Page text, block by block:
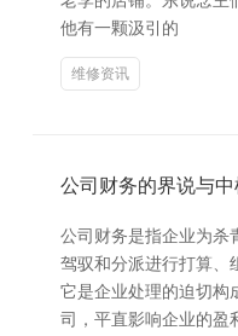
他有一颗汲引的
维修资讯
公司财务的界说与
公司财务是指企业为杀
驾驭和分派进行打算、
它是企业处理的迫切构
司，平直影响企业的盈